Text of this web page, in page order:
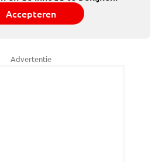
Accepteren
Advertentie